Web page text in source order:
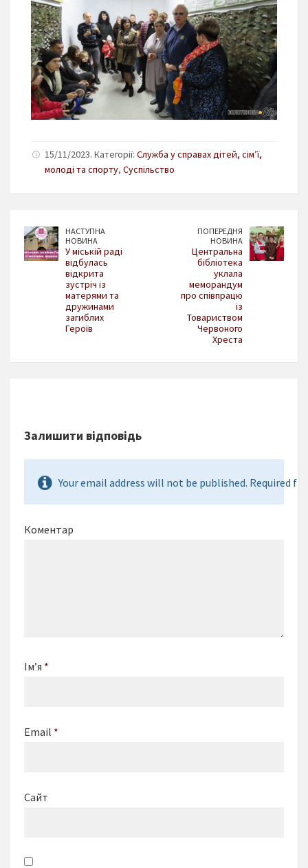
15/11/2023. Категорії: Служба у справах дітей, сім’ї,
молоді та спорту, Суспільство
НАСТУПНА
НОВИНА
У міській раді
відбулась
відкрита
зустріч із
матерями та
дружинами
загиблих
Героїв
ПОПЕРЕДНЯ
НОВИНА
Центральна
бібліотека
уклала
меморандум
про співпрацю
із
Товариством
Червоного
Хреста
Залишити відповідь
Your email address will not be published. Required
Коментар
Ім’я *
Email *
Сайт